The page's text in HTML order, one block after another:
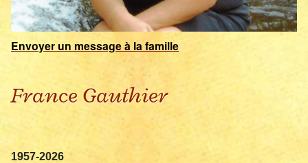
Envoyer un message à la famille
France Gauthier
1957-2026